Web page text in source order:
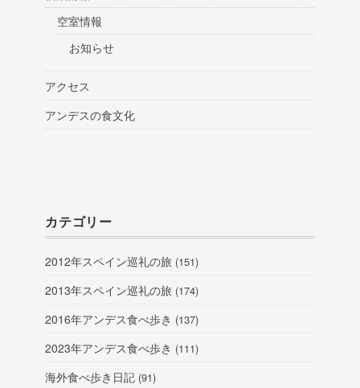
空室情報
お知らせ
アクセス
アンデスの食文化
カテゴリー
2012年スペイン巡礼の旅 (151)
2013年スペイン巡礼の旅 (174)
2016年アンデス食べ歩き (137)
2023年アンデス食べ歩き (111)
海外食べ歩き日記 (91)